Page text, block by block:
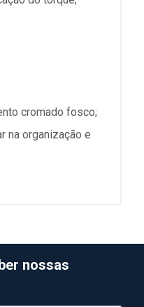
cromado fosco;
na organização e
nossas